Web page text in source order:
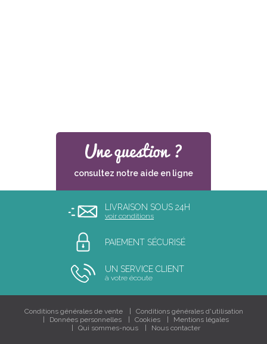
LIVRAISON SOUS 24H
voir conditions
PAIEMENT SÉCURISÉ
UN SERVICE CLIENT
à votre écoute
consultez notre aide en ligne
Conditions générales de vente
Conditions générales d'utilisation
Données personnelles
Cookies
Mentions légales
Qui sommes-nous
Nous contacter